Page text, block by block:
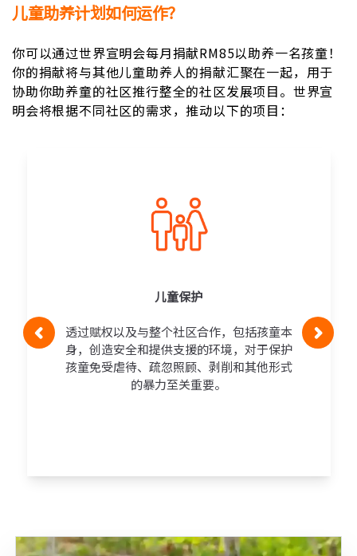
儿童助养计划如何运作？
你可以通过世界宣明会每月捐献RM85以助养一名孩童！
你的捐献将与其他儿童助养人的捐献汇聚在一起，用于
协助你助养童的社区推行整全的社区发展项目。世界宣
明会将根据不同社区的需求，推动以下的项目：
儿童保护
透过赋权以及与整个社区合作，包括孩童本
身，创造安全和提供支援的环境，对于保护
孩童免受虐待、疏忽照顾、剥削和其他形式
的暴力至关重要。